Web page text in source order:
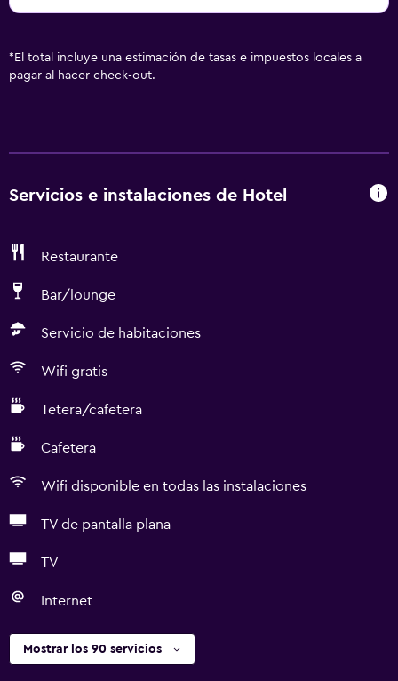
* El total incluye una estimación de tasas e impuestos locales a
pagar al hacer check-out.
Servicios e instalaciones de Hotel
Restaurante
Bar/lounge
Servicio de habitaciones
Wifi gratis
Tetera/cafetera
Cafetera
Wifi disponible en todas las instalaciones
TV de pantalla plana
TV
Internet
Mostrar los 90 servicios